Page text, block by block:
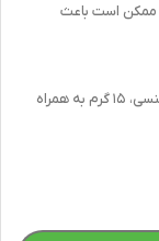
ممکن است باعث
طریقه مصرف: هر شب یک ساعت قبل از برقراری رابطه جنسی، ۱۵ گرم به همراه